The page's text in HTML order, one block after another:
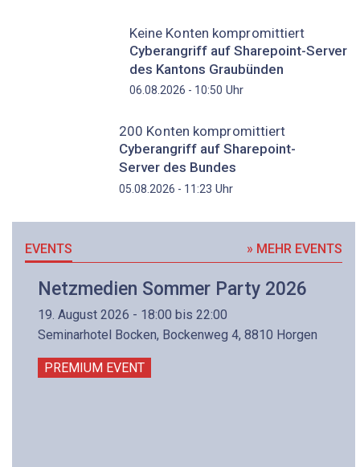
Keine Konten kompromittiert
Cyberangriff auf Sharepoint-Server
des Kantons Graubünden
06.08.2026 - 10:50 Uhr
200 Konten kompromittiert
Cyberangriff auf Sharepoint-
Server des Bundes
05.08.2026 - 11:23 Uhr
EVENTS » MEHR EVENTS
Netzmedien Sommer Party 2026
19. August 2026 - 18:00 bis 22:00
Seminarhotel Bocken, Bockenweg 4, 8810 Horgen
PREMIUM EVENT